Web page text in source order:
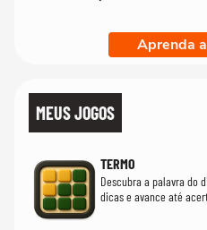
Aprenda
MEUS JOGOS
TERMO
Descubra a palavra do
dicas e avance até